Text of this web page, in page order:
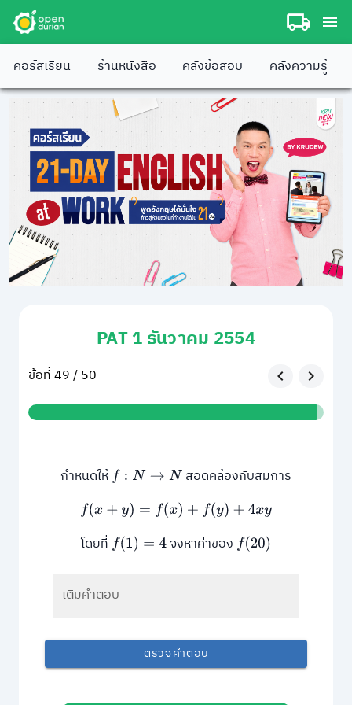
คอร์สเรียน ร้านหนังสือ คลังข้อสอบ คลังความรู้
PAT 1 ธันวาคม 2554
ข้อที่ 49 / 50
กำหนดให้f:N →N
สอดคล้องกับสมการ
f(x +y) =f(x)+ f(y )+4xy
โดยที่ f(1)= 4 จงหาค่าของ f(20)
เติมคำตอบ
ตรวจคำตอบ